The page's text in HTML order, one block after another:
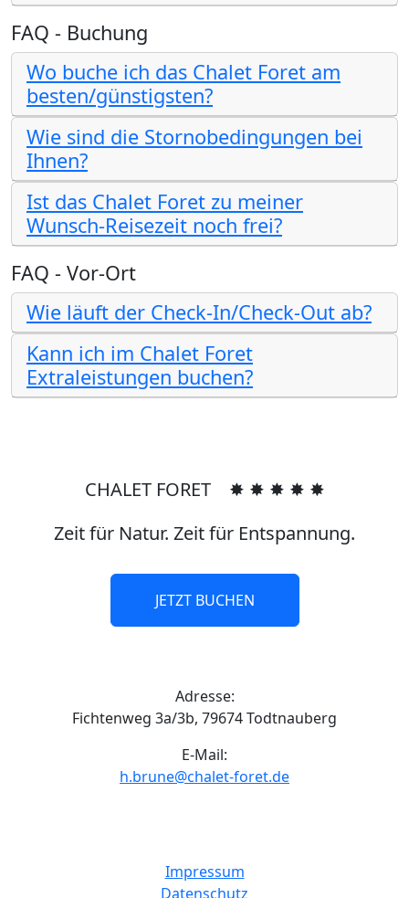
FAQ - Buchung
Wo buche ich das Chalet Foret am
besten/günstigsten?
Wie sind die Stornobedingungen bei
Ihnen?
Ist das Chalet Foret zu meiner
Wunsch-Reisezeit noch frei?
FAQ - Vor-Ort
Wie läuft der Check-In/Check-Out ab?
Kann ich im Chalet Foret
Extraleistungen buchen?
CHALET FORET ✸ ✸ ✸ ✸ ✸
Zeit für Natur. Zeit für Entspannung.
JETZT BUCHEN
Adresse:
Fichtenweg 3a/3b, 79674 Todtnauberg
E-Mail:
h.brune@chalet-foret.de
Impressum
Datenschutz